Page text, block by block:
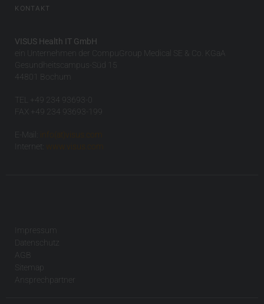
KONTAKT
VISUS Health IT GmbH
ein Unternehmen der CompuGroup Medical SE & Co. KGaA
Gesundheitscampus-Süd 15
44801 Bochum
TEL +49 234 93693-0
FAX +49 234 93693-199
E-Mail:
info(at)visus.com
Internet:
www.visus.com
Impressum
Datenschutz
AGB
Sitemap
Ansprechpartner